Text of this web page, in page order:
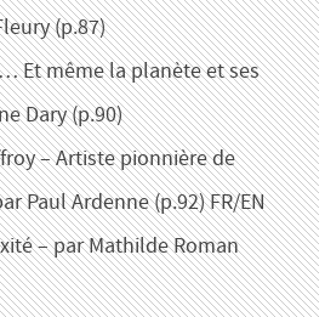
(p.87)
Et même la planète et ses
Dary (p.90)
– Artiste pionnière de
Paul Ardenne (p.92) FR/EN
– par Mathilde Roman